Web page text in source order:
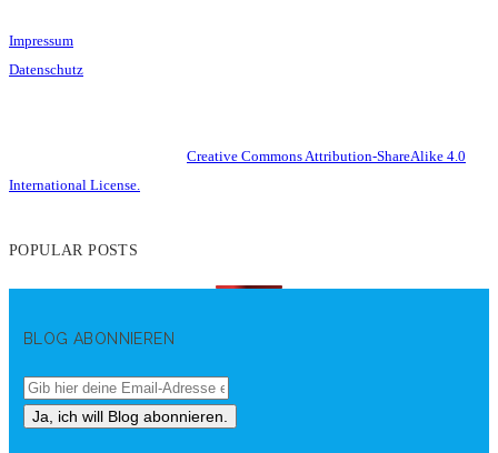
Impressum
Datenschutz
Creative Commons Attribution-ShareAlike 4.0
International License.
POPULAR POSTS
BLOG ABONNIEREN